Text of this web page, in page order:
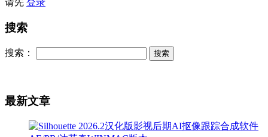
搜索
搜索：
最新文章